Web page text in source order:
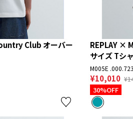
Club オーバー
REPLAY ×
サイズ Tシ
M005E
¥10,010
30%OFF